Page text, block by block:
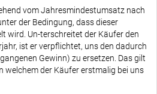
vom Jahresmindestumsatz nach
der Bedingung, dass dieser
wird. Un-terschreitet der Käufer den
ist er verpflichtet, uns den dadurch
Gewinn) zu ersetzen. Das gilt
welchem der Käufer erstmalig bei uns